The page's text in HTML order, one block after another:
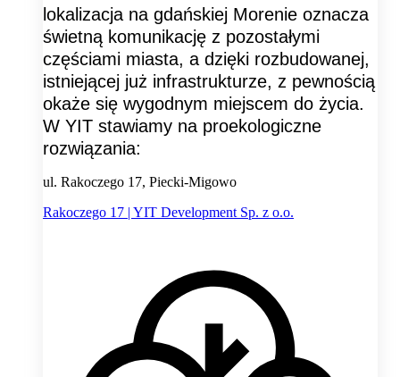
lokalizacja na gdańskiej Morenie oznacza
świetną komunikację z pozostałymi
częściami miasta, a dzięki rozbudowanej,
istniejącej już infrastrukturze, z pewnością
okaże się wygodnym miejscem do życia.
W YIT stawiamy na proekologiczne
rozwiązania:
ul. Rakoczego 17, Piecki-Migowo
Rakoczego 17 | YIT Development Sp. z o.o.